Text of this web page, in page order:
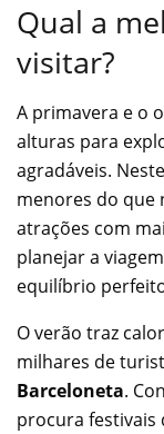
Qual a
visitar?
A primavera e o
alturas para
agradáveis.
menores do que
atrações com
planejar a
equilíbrio
O verão traz
milhares de
Barceloneta.
procura festivais